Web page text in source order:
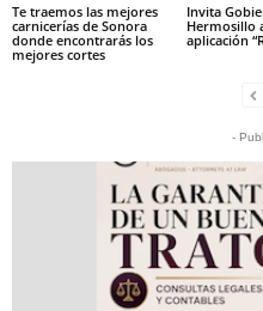
Te traemos las mejores
carnicerías de Sonora
donde encontrarás los
mejores cortes
Invita
Hermosillo
aplicación
-